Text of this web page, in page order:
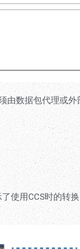
由数据包代理或
使用CCS时的转